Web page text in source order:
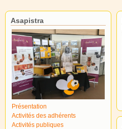
Asapistra
Présentation
Activités des adhérents
Activités publiques